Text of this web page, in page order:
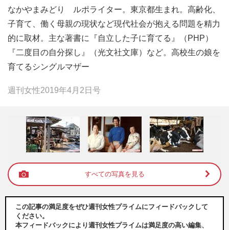
なかやまみどり ルポライター。東京都生まれ。高齢化、
子育て、働く母親の現状など現代社会が抱える問題を精力
的に取材。主な著書に『自立した子に育てる』（PHP）
『二度目の自分探し』（光文社文庫）など。高校生の娘を
育てるシングルマザー
週刊女性2019年4月2日号
すべての写真を見る
この記事の満足度をぜひ週刊女性プライムにフィードバックして
ください。
本フィードバックにより週刊女性プライムは満足度の高い編集、